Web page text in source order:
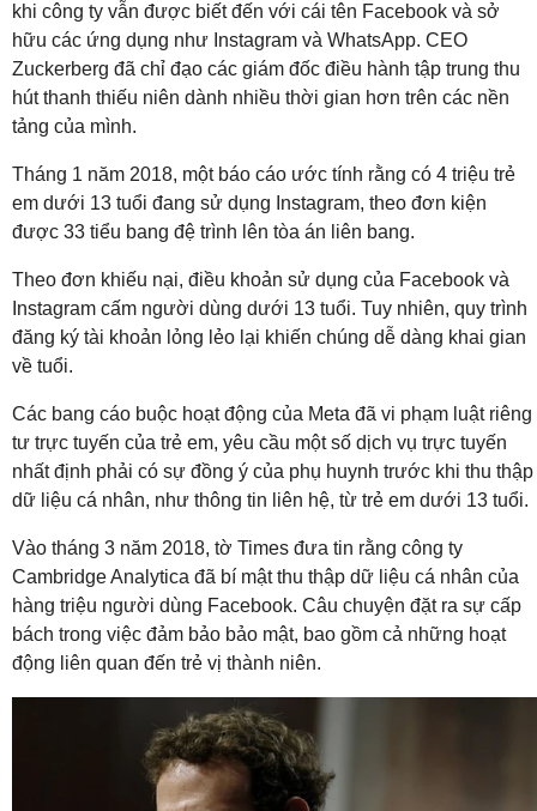
khi công ty vẫn được biết đến với cái tên Facebook và sở
hữu các ứng dụng như Instagram và WhatsApp. CEO
Zuckerberg đã chỉ đạo các giám đốc điều hành tập trung thu
hút thanh thiếu niên dành nhiều thời gian hơn trên các nền
tảng của mình.
Tháng 1 năm 2018, một báo cáo ước tính rằng có 4 triệu trẻ
em dưới 13 tuổi đang sử dụng Instagram, theo đơn kiện
được 33 tiểu bang đệ trình lên tòa án liên bang.
Theo đơn khiếu nại, điều khoản sử dụng của Facebook và
Instagram cấm người dùng dưới 13 tuổi. Tuy nhiên, quy trình
đăng ký tài khoản lỏng lẻo lại khiến chúng dễ dàng khai gian
về tuổi.
Các bang cáo buộc hoạt động của Meta đã vi phạm luật riêng
tư trực tuyến của trẻ em, yêu cầu một số dịch vụ trực tuyến
nhất định phải có sự đồng ý của phụ huynh trước khi thu thập
dữ liệu cá nhân, như thông tin liên hệ, từ trẻ em dưới 13 tuổi.
Vào tháng 3 năm 2018, tờ Times đưa tin rằng công ty
Cambridge Analytica đã bí mật thu thập dữ liệu cá nhân của
hàng triệu người dùng Facebook. Câu chuyện đặt ra sự cấp
bách trong việc đảm bảo bảo mật, bao gồm cả những hoạt
động liên quan đến trẻ vị thành niên.